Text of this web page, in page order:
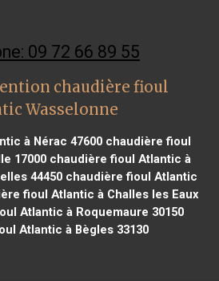
09 72 66 89 55
chaudière fioul
Wasselonne
à Nérac 47600chaudière fioul
17000chaudière fioul Atlantic à
44450chaudière fioul Atlantic
fioul Atlantic à Challes les Eaux
Atlantic à Roquemaure 30150
Atlantic à Bègles 33130